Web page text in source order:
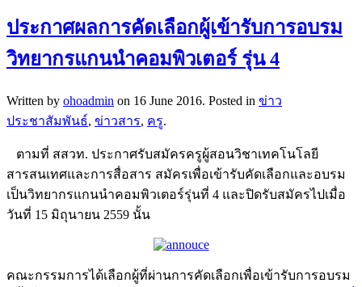
ประกาศผลการคัดเลือกผู้เข้ารับการอบรม
วิทยากรแกนนำคอมพิวเตอร์ รุ่น 4
Written by ohoadmin on 16 June 2016. Posted in ข่าว
ประชาสัมพันธ์, ข่าวสาร, ครู.
ตามที่ สสวท. ประกาศรับสมัครครูผู้สอนวิชาเทคโนโลยี
สารสนเทศและการสื่อสาร สมัครเพื่อเข้ารับคัดเลือกและอบรม
เป็นวิทยากรแกนนำคอมพิวเตอร์รุ่นที่ 4 และปิดรับสมัครไปเมื่อ
วันที่ 15 มิถุนายน 2559 นั้น
คณะกรรมการได้เลือกผู้ที่ผ่านการคัดเลือกเพื่อเข้ารับการอบรม